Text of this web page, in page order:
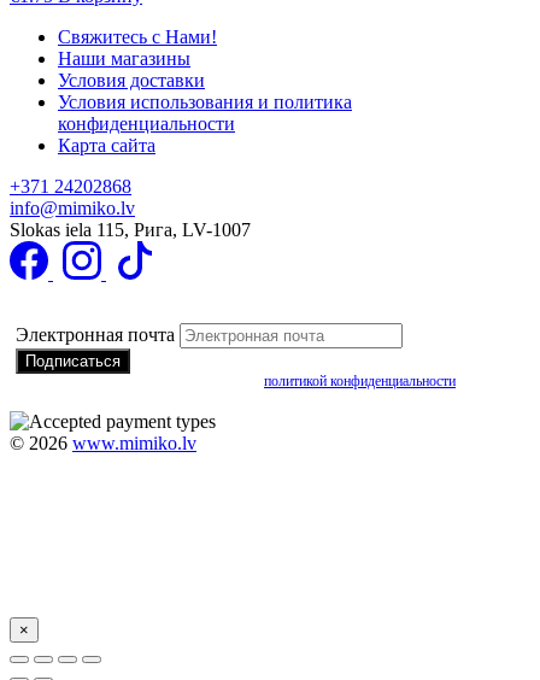
Свяжитесь с Нами!
Наши магазины
Условия доставки
Условия использования и политика
конфиденциальности
Карта сайта
+371 24202868
info@mimiko.lv
Slokas iela 115, Рига, LV-1007
Электронная почта
политикой конфиденциальности
© 2026 www.mimiko.lv
×